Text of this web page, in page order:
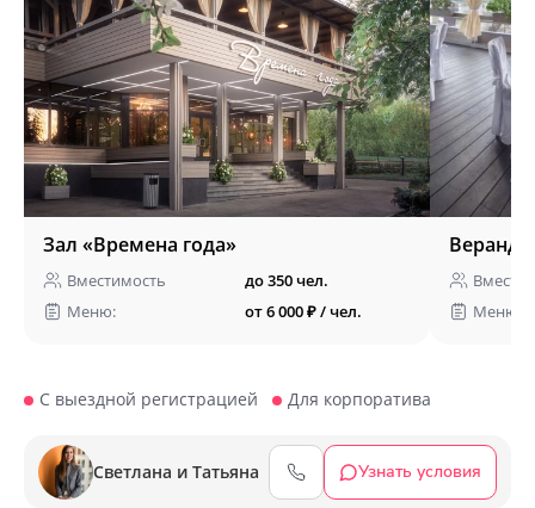
Зал «Времена года»
Вместимость
до 350 чел.
Меню:
от 6 000 ₽ / чел.
Меню:
С выездной регистрацией Для корпоратива
Светлана и Татьяна Узнать условия